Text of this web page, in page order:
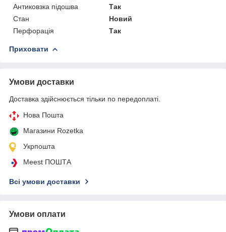
Антиковзка підошва
Так
Стан
Новий
Перфорація
Так
Приховати
Умови доставки
Доставка здійснюється тільки по передоплаті.
Нова Пошта
Магазини Rozetka
Укрпошта
Meest ПОШТА
Всі умови доставки
Умови оплати